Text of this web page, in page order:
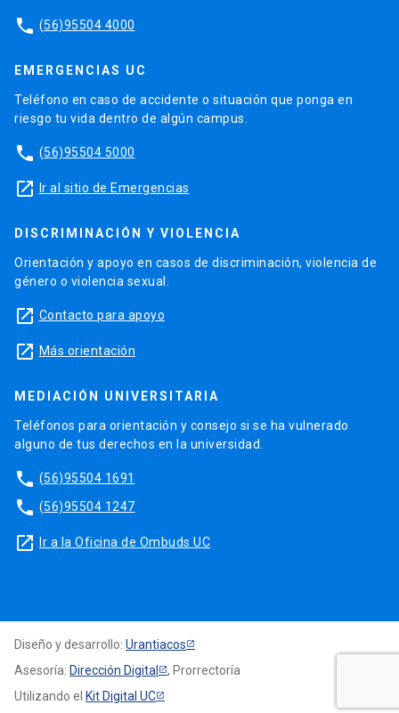
phone (56)95504 4000
EMERGENCIAS UC
Teléfono en caso de accidente o situación que ponga en
riesgo tu vida dentro de algún campus.
phone (56)95504 5000
launch Ir al sitio de Emergencias
DISCRIMINACIÓN Y VIOLENCIA
Orientación y apoyo en casos de discriminación, violencia de
género o violencia sexual.
launch Contacto para apoyo
launch Más orientación
MEDIACIÓN UNIVERSITARIA
Teléfonos para orientación y consejo si se ha vulnerado
alguno de tus derechos en la universidad.
phone (56)95504 1691
phone (56)95504 1247
launch Ir a la Oficina de Ombuds UC
Diseño y desarrollo: Urantiacos
Asesoría: Dirección Digital
, Prorrectoría
Utilizando el Kit Digital UC